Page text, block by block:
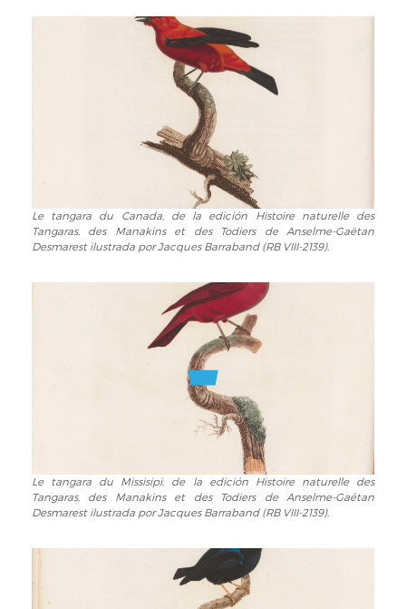
Todiers
Anselme-
Gaëtan
Le
tangara
des
Todiers
Gaëtan
Desmarest
ilustrada
Le tangara du Canada, de la edición Histoire naturelle des
Tangaras, des Manakins et des Todiers de Anselme-Gaëtan
Desmarest ilustrada por Jacques Barraband (RB VIII-2139).
Le
tangara
de
la
edición
Le tangara du Missisipi, de la edición Histoire naturelle des
Tangaras, des Manakins et des Todiers de Anselme-Gaëtan
Desmarest ilustrada por Jacques Barraband (RB VIII-2139).